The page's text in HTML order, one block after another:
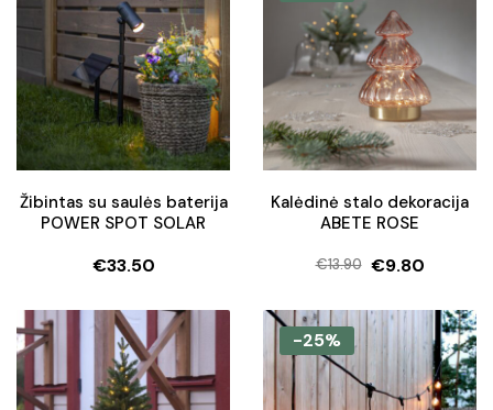
Žibintas su saulės baterija
POWER SPOT SOLAR
€33.50
Kalėdinė stalo dekoracija
ABETE ROSE
€13.90
Original
price
was:
€13.90.
€9.80
Current
price
is:
€9.80.
-25%